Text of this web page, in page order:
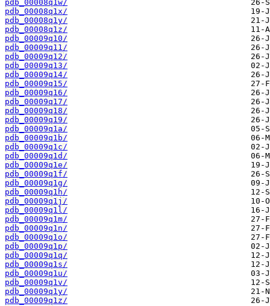
pdb_00008q1w/
pdb_00008q1x/
pdb_00008q1y/
pdb_00008q1z/
pdb_00009q10/
pdb_00009q11/
pdb_00009q12/
pdb_00009q13/
pdb_00009q14/
pdb_00009q15/
pdb_00009q16/
pdb_00009q17/
pdb_00009q18/
pdb_00009q19/
pdb_00009q1a/
pdb_00009q1b/
pdb_00009q1c/
pdb_00009q1d/
pdb_00009q1e/
pdb_00009q1f/
pdb_00009q1g/
pdb_00009q1h/
pdb_00009q1j/
pdb_00009q1l/
pdb_00009q1m/
pdb_00009q1n/
pdb_00009q1o/
pdb_00009q1p/
pdb_00009q1q/
pdb_00009q1s/
pdb_00009q1u/
pdb_00009q1v/
pdb_00009q1y/
pdb_00009q1z/